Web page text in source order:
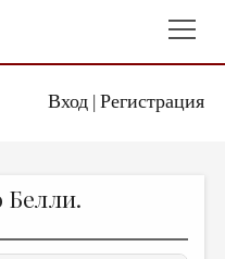
Вход| Регистрация